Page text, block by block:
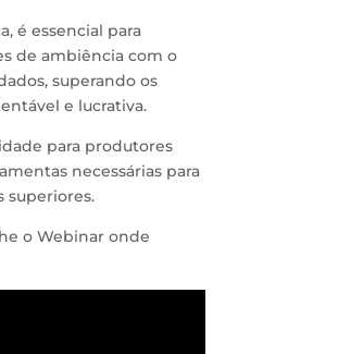
é essencial para
de ambiência com o
superando os
e lucrativa.
para produtores
necessárias para
superiores.
o Webinar onde